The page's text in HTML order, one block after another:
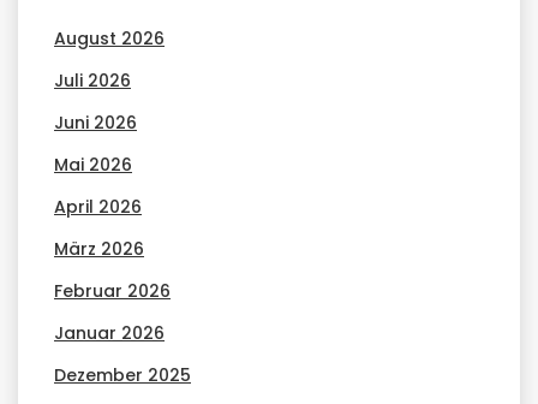
August 2026
Juli 2026
Juni 2026
Mai 2026
April 2026
März 2026
Februar 2026
Januar 2026
Dezember 2025